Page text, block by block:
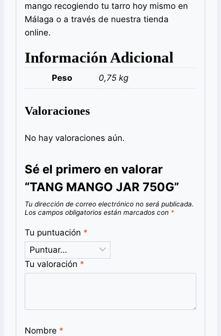
mango recogiendo tu tarro hoy mismo en
Málaga o a través de nuestra tienda
online.
Información Adicional
Peso 0,75 kg
Valoraciones
No hay valoraciones aún.
Sé el primero en valorar
“TANG MANGO JAR 750G”
Tu dirección de correo electrónico no será publicada.
Los campos obligatorios están marcados con *
Tu puntuación *
Tu valoración *
Nombre *